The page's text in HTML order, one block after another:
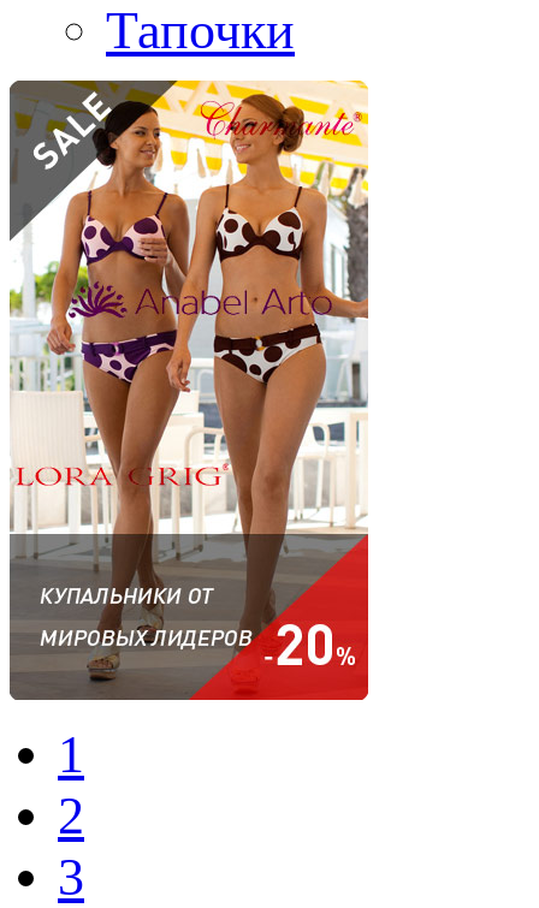
Тапочки
1
2
3